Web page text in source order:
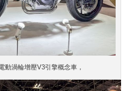
動渦輪增壓V3引擎概念車，